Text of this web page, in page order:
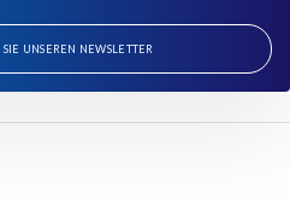
UNSEREN NEWSLETTER